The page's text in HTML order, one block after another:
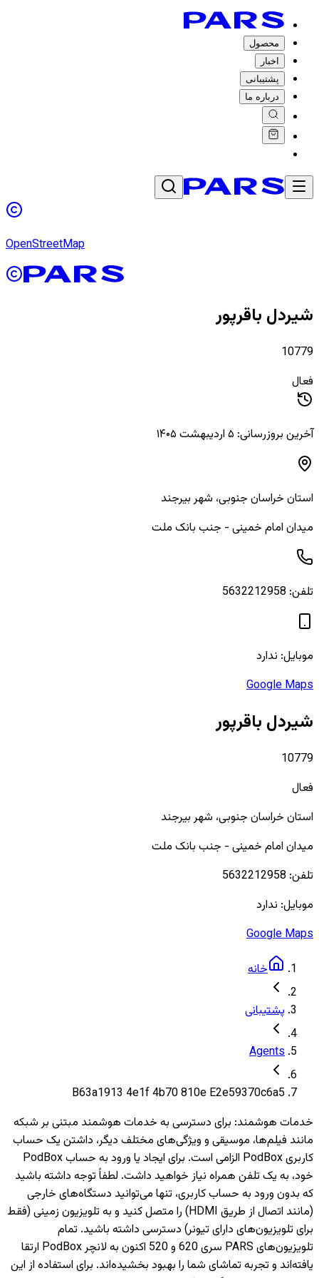
محصول
اخبار
پشتیبانی
درباره ما
OpenStreetMap
شیردل باقرپور
10779
فعال
آخرین بروزرسانی: ۵ اردیبهشت ۱۴۰۵
استان خراسان جنوبی، شهربیرجند
میدان امام خمینی - جنب بانک ملت
تلفن: 5632212958
موبایل: ندارد
Google Maps
شیردل باقرپور
10779
فعال
استان خراسان جنوبی، شهربیرجند
میدان امام خمینی - جنب بانک ملت
تلفن: 5632212958
موبایل: ندارد
Google Maps
خانه
پشتیبانی
Agents
B63a1913 4e1f 4b70 810e E2e59370c6a5
خدمات هوشمند: برای دسترسی به خدمات هوشمند مبتنی بر شبکه
مانند فیلم‌ها، موسیقی و ویژگی‌های مختلف دیگر، داشتن یک حساب
کاربری PodBox الزامی است. برای ایجاد یا ورود به حساب PodBox
خود، به یک تلفن همراه نیاز خواهید داشت. لطفاً توجه داشته باشید
که بدون ورود به حساب کاربری، تنها می‌توانید دستگاه‌های خارجی
(مانند اتصال از طریق HDMI) را متصل کنید و به تلویزیون‌ زمینی (فقط
برای تلویزیون‌های دارای تیونر) دسترسی داشته باشید. تمام
تلویزیون‌های PARS سری 620 و 520 اکنون به لانچر PodBox ارتقا
یافته‌اند و تجربه تماشای شما را بهبود بخشیده‌اند. برای استفاده از این